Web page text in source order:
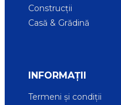
Construcții
Casă & Grădină
INFORMAȚII
Termeni și condiții